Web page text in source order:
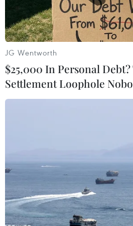
Trung/
Ngày 31/1, Hội Nhạc sỹ
Giải thưởng Âm nhạc năm
tác phẩm, chương trình xuất
JG Wentworth
$25,000 In Personal
Settlement Loophole